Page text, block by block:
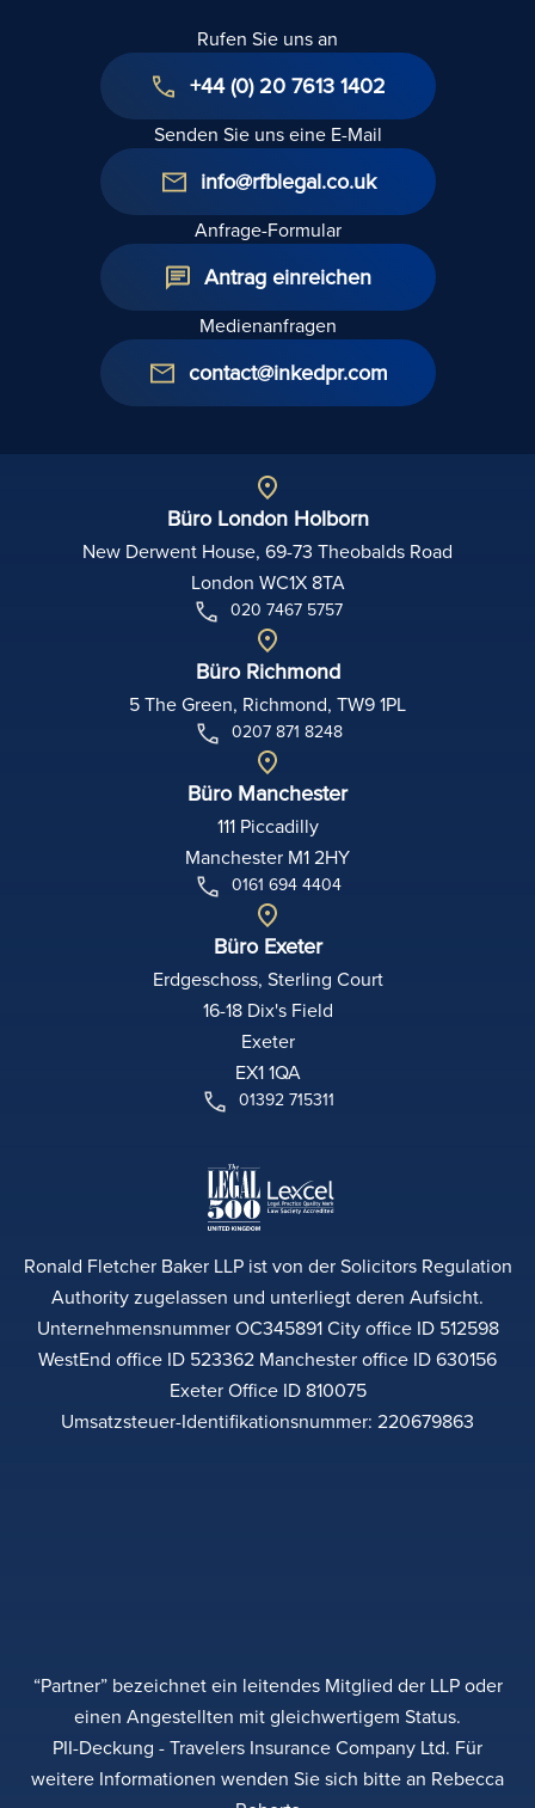
Rufen Sie uns an
+44 (0) 20 7613 1402
Senden Sie uns eine E-Mail
info@rfblegal.co.uk
Anfrage-Formular
Antrag einreichen
Medienanfragen
contact@inkedpr.com
Büro London Holborn
New Derwent House, 69-73 Theobalds Road
London WC1X 8TA
020 7467 5757
Büro Richmond
5 The Green, Richmond, TW9 1PL
0207 871 8248
Büro Manchester
111 Piccadilly
Manchester M1 2HY
0161 694 4404
Büro Exeter
Erdgeschoss, Sterling Court
16-18 Dix's Field
Exeter
EX1 1QA
01392 715311
Ronald Fletcher Baker LLP ist von der Solicitors Regulation
Authority zugelassen und unterliegt deren Aufsicht.
Unternehmensnummer OC345891 City office ID 512598
WestEnd office ID 523362 Manchester office ID 630156
Exeter Office ID 810075
Umsatzsteuer-Identifikationsnummer: 220679863
“Partner” bezeichnet ein leitendes Mitglied der LLP oder
einen Angestellten mit gleichwertigem Status.
PII-Deckung - Travelers Insurance Company Ltd. Für
weitere Informationen wenden Sie sich bitte an Rebecca